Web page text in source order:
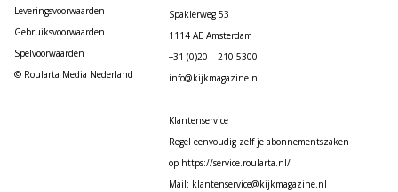
Leveringsvoorwaarden
Gebruiksvoorwaarden
Spelvoorwaarden
© Roularta Media Nederland
Spaklerweg 53
1114 AE Amsterdam
+31 (0)20 – 210 5300
info@kijkmagazine.nl
Klantenservice
Regel eenvoudig zelf je abonnementszaken
op https://service.roularta.nl/
Mail: klantenservice@kijkmagazine.nl